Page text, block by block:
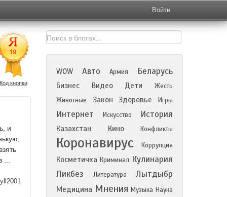
Войти
Код кнопки
и
lyll2001
WOW Авто Армия Беларусь
Бизнес Видео Дети
Жесть
Животные
Закон Здоровье Игры
Интернет Искусство История
Казахстан Кино Конфликты
Коронавирус Коррупция
Косметичка Криминал Кулинария
Ликбез
Литература Лытдыбр
Медицина Мнения Музыка Наука